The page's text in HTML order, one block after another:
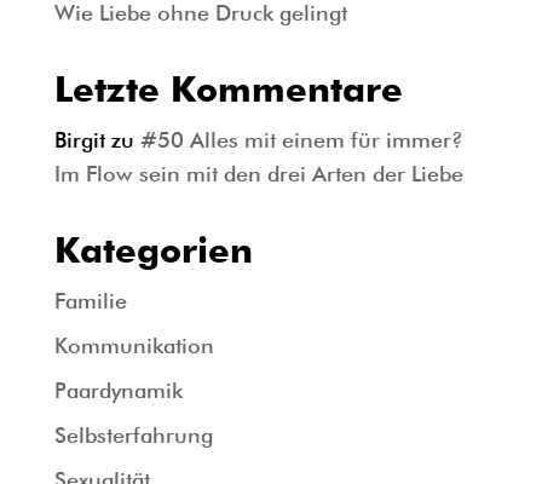
Wie Liebe ohne Druck gelingt
Letzte Kommentare
Birgitzu #50 Alles mit einem für immer?
Im Flow sein mit den drei Arten der Liebe
Kategorien
Familie
Kommunikation
Paardynamik
Selbsterfahrung